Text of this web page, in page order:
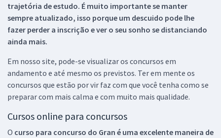
trajetória de estudo. É muito importante se manter
sempre atualizado, isso porque um descuido pode lhe
fazer perder a inscrição e ver o seu sonho se distanciando
ainda mais.
Em nosso site, pode-se visualizar os concursos em
andamento e até mesmo os previstos. Ter em mente os
concursos que estão por vir faz com que você tenha como se
preparar com mais calma e com muito mais qualidade.
Cursos online para concursos
O curso para concurso do Gran é uma excelente maneira de